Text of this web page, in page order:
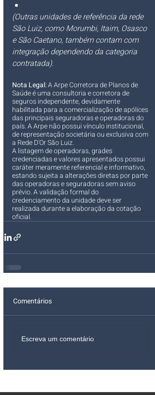
(Outras unidades de referência da rede
São Luiz, como Morumbi, Itaim, Osasco
e São Caetano, também contam com
integração dependendo da categoria
contratada).
Nota Legal: A Arpe Corretora de Planos de
Saúde é uma consultoria e corretora de
seguros independente, devidamente
habilitada para a comercialização de apólices
das principais seguradoras e operadoras do
país. A Arpe não possui vínculo institucional,
de representação societária ou exclusiva com
a Rede D'Or São Luiz.
A listagem de operadoras, grades
credenciadas e valores apresentados possui
caráter meramente referencial e informativo,
estando sujeita a alterações diretas por parte
das operadoras e seguradoras sem aviso
prévio. A validação formal do
credenciamento da unidade deve ser
realizada durante a elaboração da cotação
oficial.
Comentários
Escreva um comentário